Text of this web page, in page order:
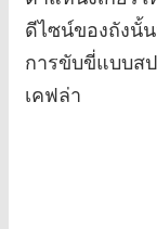
ดีไซน์ของถังนั้
การขับขี่แบบส
เคฟล่า